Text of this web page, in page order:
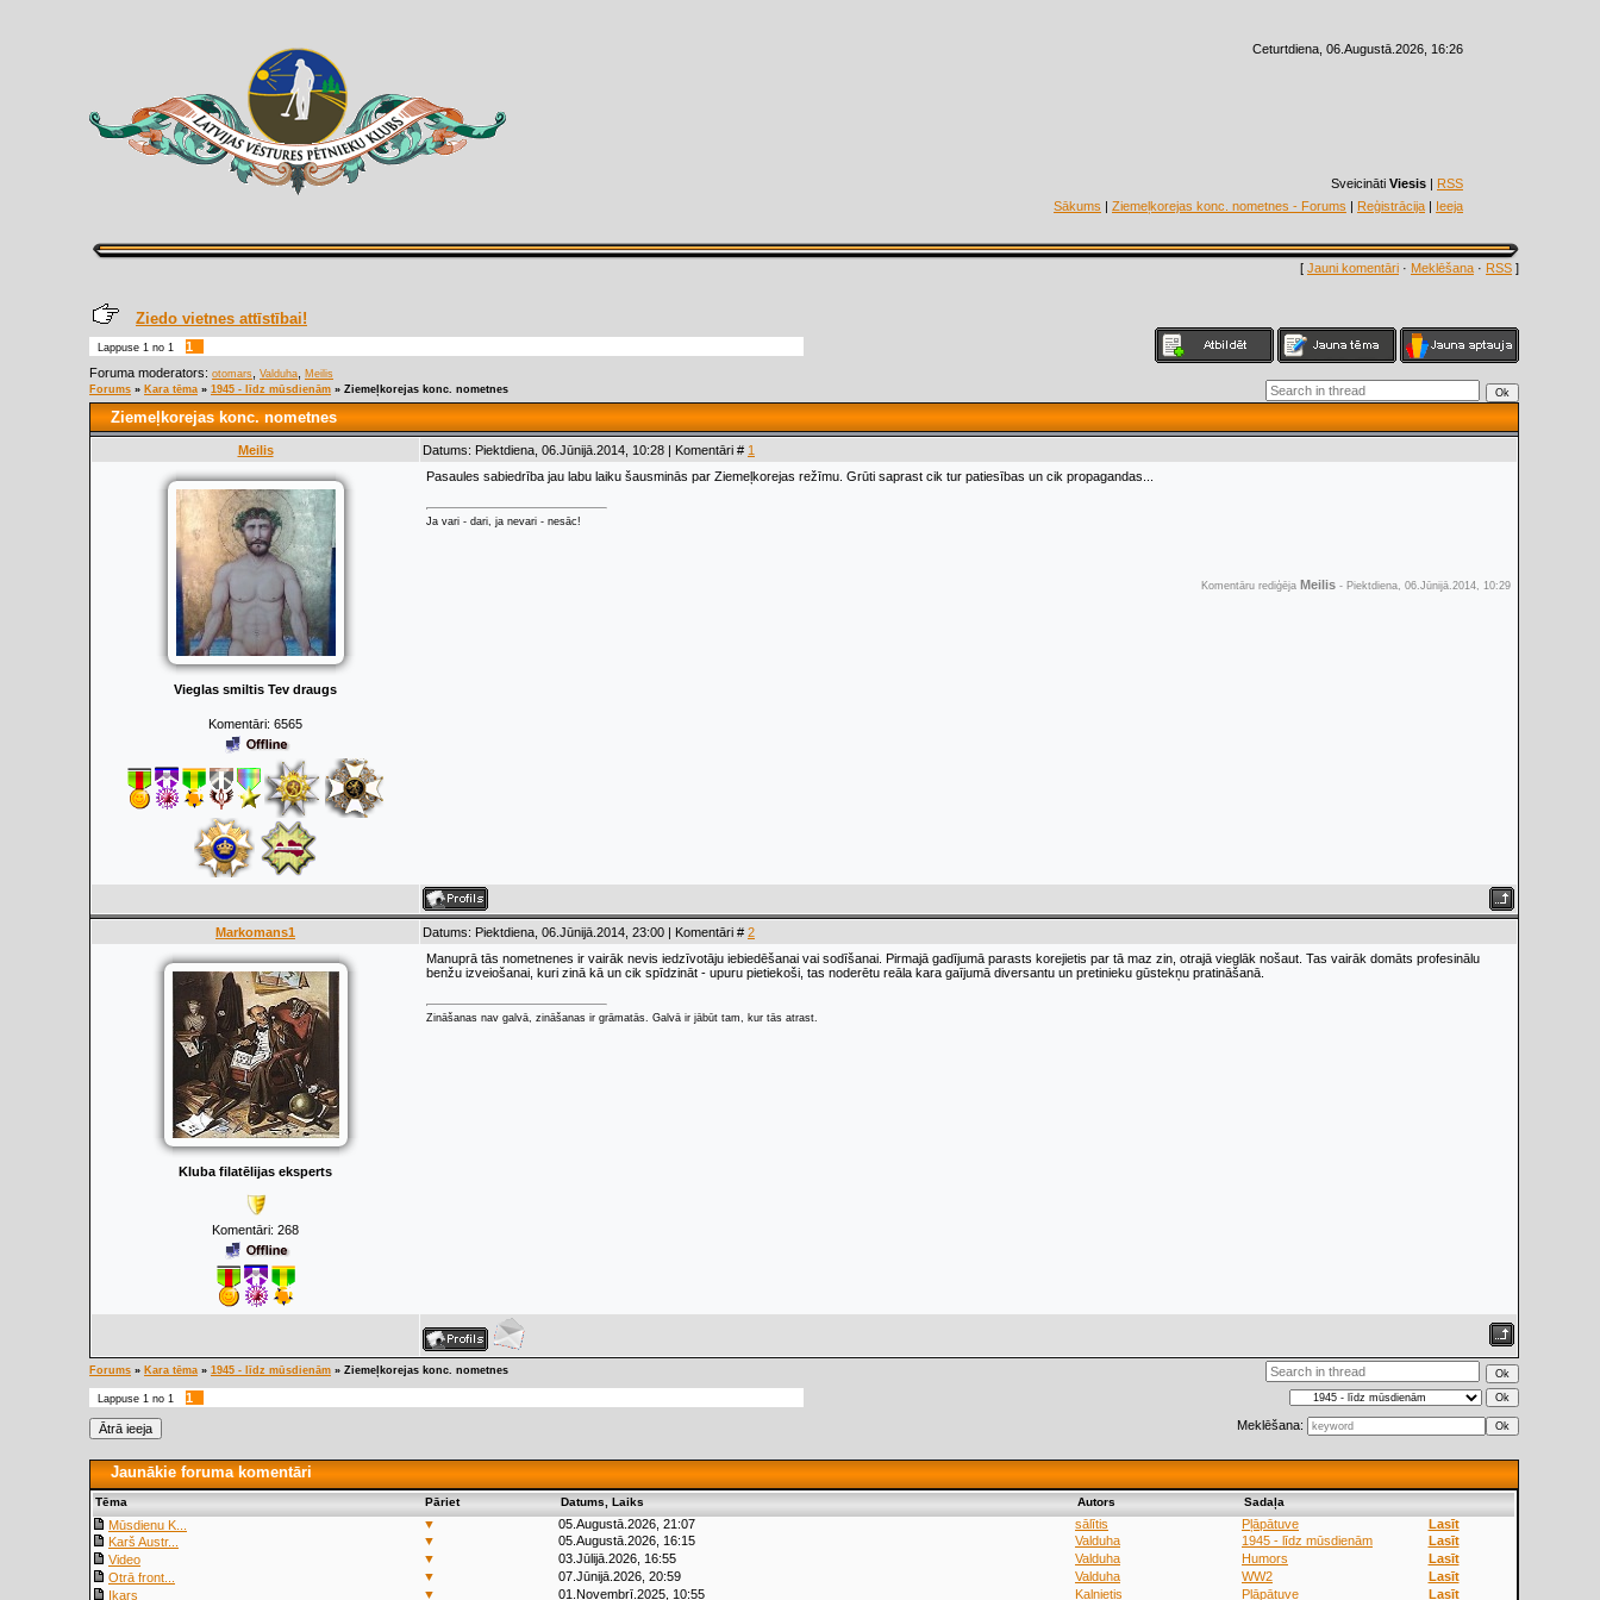
Ceturtdiena, 06.Augustā.2026, 16:26
Sveicināti Viesis | RSS
Sākums | Ziemeļkorejas konc. nometnes - Forums | Reģistrācija | Ieeja
[ Jauni komentāri · Meklēšana · RSS ]
Ziedo vietnes attīstībai!
Lappuse 1 no 1
1
Foruma moderators: otomars Valduha
Meilis
Forums » Kara tēma » 1945 - līdz mūsdienām » Ziemeļkorejas konc. nometnes
Ziemeļkorejas konc. nometnes
Meilis Datums: Piektdiena, 06.Jūnijā.2014, 10:28 | Komentāri # 1
Vieglas smiltis Tev draugs
Komentāri: 6565
Pasaules sabiedrība jau labu laiku šausminās par Ziemeļkorejas režīmu. Grūti saprast cik tur patiesības un cik propagandas...
Ja vari - dari, ja nevari - nesāc!
Komentāru rediģēja Meilis - Piektdiena, 06.Jūnijā.2014, 10:29
Markomans1 Datums: Piektdiena, 06.Jūnijā.2014, 23:00 | Komentāri # 2
Kluba filatēlijas eksperts
Komentāri: 268
Manuprā tās nometnenes ir vairāk nevis iedzīvotāju iebiedēšanai vai sodīšanai. Pirmajā gadījumā parasts korejietis par tā maz zin, otrajā vieglāk nošaut. Tas vairāk domāts profesinālu
benžu izveiošanai, kuri zinā kā un cik spīdzināt - upuru pietiekoši, tas noderētu reāla kara gaījumā diversantu un pretinieku gūstekņu pratināšanā.
Zināšanas nav galvā, zināšanas ir grāmatās. Galvā ir jābūt tam, kur tās atrast.
Forums » Kara tēma » 1945 - līdz mūsdienām » Ziemeļkorejas konc. nometnes
Lappuse 1 no 1
1
Meklēšana:
Jaunākie foruma komentāri
Tēma Pāriet Datums, Laiks Аutors Sadaļa
Mūsdienu K... ▼ 05.Augustā.2026, 21:07 sālītis Pļāpātuve
Lasīt
Karš Austr...
▼ 05.Augustā.2026, 16:15 Valduha 1945 - līdz mūsdienām
Lasīt
Video
▼ 03.Jūlijā.2026, 16:55 Valduha Humors
Lasīt
Otrā front...
▼ 07.Jūnijā.2026, 20:59 Valduha WW2
Lasīt
Ikars
▼ 01.Novembrī.2025, 10:55 Kalnietis Pļāpātuve Lasīt